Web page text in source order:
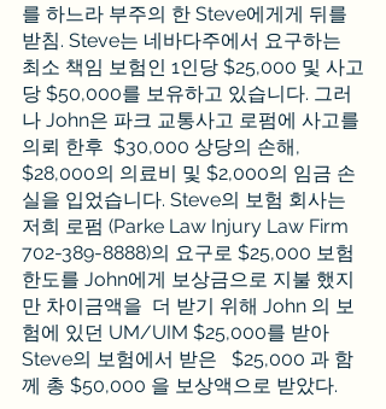
를 하느라 부주의 한 Steve에게게 뒤를
받침. Steve는 네바다주에서 요구하는
최소 책임 보험인 1인당 $25,000 및 사고
당 $50,000를 보유하고 있습니다. 그러
나 John은 파크 교통사고 로펌에 사고를
의뢰 한후  $30,000 상당의 손해,
$28,000의 의료비 및 $2,000의 임금 손
실을 입었습니다. Steve의 보험 회사는
저희 로펌 (Parke Law Injury Law Firm
702-389-8888)의 요구로 $25,000 보험
한도를 John에게 보상금으로 지불 했지
만 차이금액을  더 받기 위해 John 의 보
험에 있던 UM/UIM $25,000를 받아
Steve의 보험에서 받은   $25,000 과 함
께 총 $50,000 을 보상액으로 받았다.